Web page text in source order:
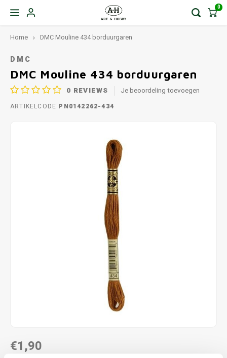
0
Home DMC Mouline 434 borduurgaren
DMC
DMC Mouline 434 borduurgaren
0 REVIEWS Je beoordeling toevoegen
ARTIKELCODE PN0142262-434
€1,90